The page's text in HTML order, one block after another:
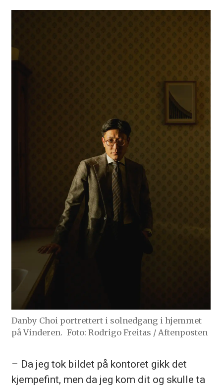
Danby Choi portrettert i solnedgang i hjemmet
på Vinderen. Foto: Rodrigo Freitas / Aftenposten
– Da jeg tok bildet på kontoret gikk det
kjempefint, men da jeg kom dit og skulle ta